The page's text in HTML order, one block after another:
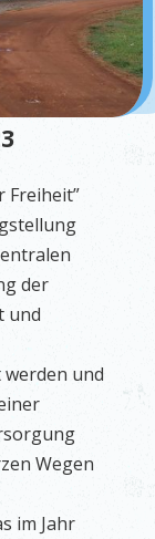
Freiheit”
der
und
und
Wegen
im Jahr